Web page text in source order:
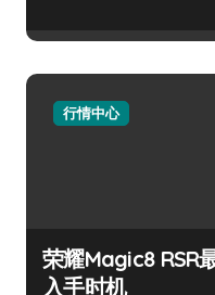
行情中心
荣耀Magic8 RSR
入手时机